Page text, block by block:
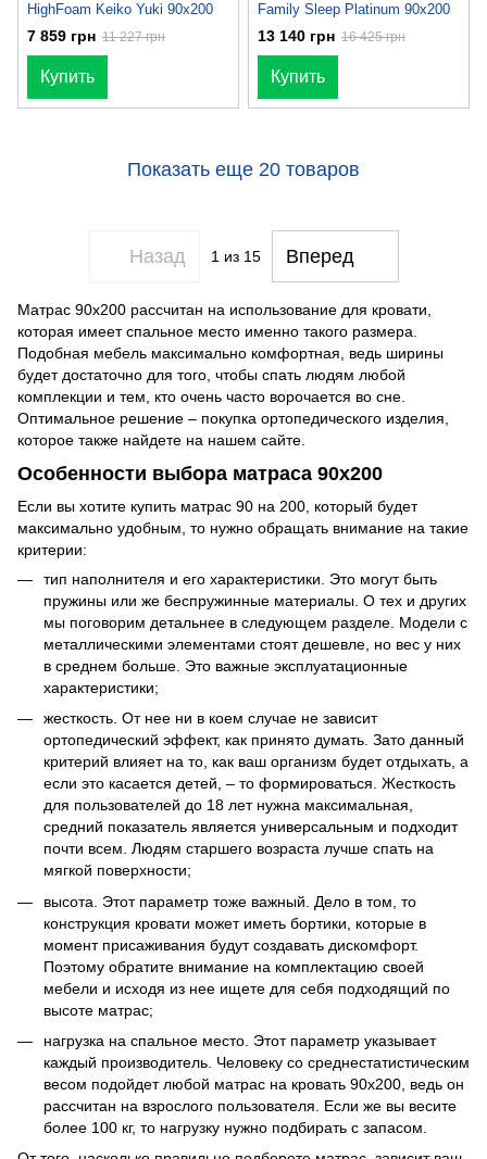
HighFoam Keiko Yuki 90х200
7 859 грн 11 227 грн
Купить
Family Sleep Platinum 90x200
13 140 грн 16 425 грн
Купить
Показать еще 20 товаров
Назад 1из 15 Вперед
Матрас 90х200 рассчитан на использование для кровати,
которая имеет спальное место именно такого размера.
Подобная мебель максимально комфортная, ведь ширины
будет достаточно для того, чтобы спать людям любой
комплекции и тем, кто очень часто ворочается во сне.
Оптимальное решение – покупка ортопедического изделия,
которое также найдете на нашем сайте.
Особенности выбора матраса 90х200
Если вы хотите купить матрас 90 на 200, который будет
максимально удобным, то нужно обращать внимание на такие
критерии:
тип наполнителя и его характеристики. Это могут быть
пружины или же беспружинные материалы. О тех и других
мы поговорим детальнее в следующем разделе. Модели с
металлическими элементами стоят дешевле, но вес у них
в среднем больше. Это важные эксплуатационные
характеристики;
жесткость. От нее ни в коем случае не зависит
ортопедический эффект, как принято думать. Зато данный
критерий влияет на то, как ваш организм будет отдыхать, а
если это касается детей, – то формироваться. Жесткость
для пользователей до 18 лет нужна максимальная,
средний показатель является универсальным и подходит
почти всем. Людям старшего возраста лучше спать на
мягкой поверхности;
высота. Этот параметр тоже важный. Дело в том, то
конструкция кровати может иметь бортики, которые в
момент присаживания будут создавать дискомфорт.
Поэтому обратите внимание на комплектацию своей
мебели и исходя из нее ищете для себя подходящий по
высоте матрас;
нагрузка на спальное место. Этот параметр указывает
каждый производитель. Человеку со среднестатистическим
весом подойдет любой матрас на кровать 90х200, ведь он
рассчитан на взрослого пользователя. Если же вы весите
более 100 кг, то нагрузку нужно подбирать с запасом.